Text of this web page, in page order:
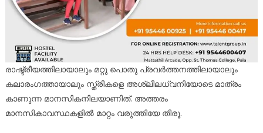
രാഷ്ട്രീയത്തിലായാലും മറ്റു പൊതു പ്രവർത്തനത്തിലായാലും
കലാരംഗത്തായാലും സ്ത്രീകളെ അശ്ലീലധ്വനിയോടെ മാത്രം
കാണുന്ന മാനസികനിലയാണിത്. അത്തരം
മാനസികാവസ്ഥകളിൽ മാറ്റം വരുത്തിയേ തീരൂ.